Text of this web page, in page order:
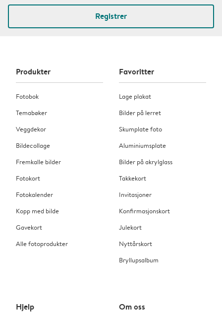
Registrer
Produkter
Fotobok
Temabøker
Veggdekor
Bildecollage
Fremkalle bilder
Fotokort
Fotokalender
Kopp med bilde
Gavekort
Alle fotoprodukter
Favoritter
Lage plakat
Bilder på lerret
Skumplate foto
Aluminiumsplate
Bilder på akrylglass
Takkekort
Invitasjoner
Konfirmasjonskort
Julekort
Nyttårskort
Bryllupsalbum
Hjelp Om oss